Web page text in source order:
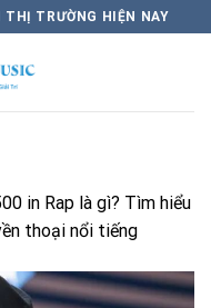
TRƯỜNG HIỆN NAY
in Rap là gì? Tìm hiểu
thoại nổi tiếng